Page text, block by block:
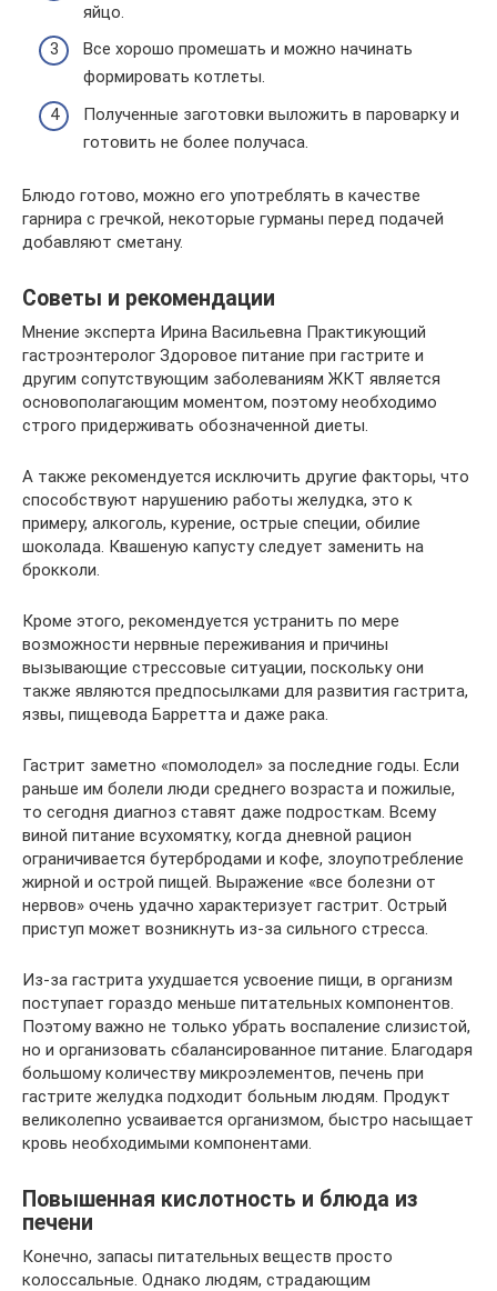
яйцо.
Все хорошо промешать и можно начинать
формировать котлеты.
Полученные заготовки выложить в пароварку и
готовить не более получаса.
Блюдо готово, можно его употреблять в качестве
гарнира с гречкой, некоторые гурманы перед подачей
добавляют сметану.
Советы и рекомендации
Мнение эксперта Ирина Васильевна Практикующий
гастроэнтеролог Здоровое питание при гастрите и
другим сопутствующим заболеваниям ЖКТ является
основополагающим моментом, поэтому необходимо
строго придерживать обозначенной диеты.
А также рекомендуется исключить другие факторы, что
способствуют нарушению работы желудка, это к
примеру, алкоголь, курение, острые специи, обилие
шоколада. Квашеную капусту следует заменить на
брокколи.
Кроме этого, рекомендуется устранить по мере
возможности нервные переживания и причины
вызывающие стрессовые ситуации, поскольку они
также являются предпосылками для развития гастрита,
язвы, пищевода Барретта и даже рака.
Гастрит заметно «помолодел» за последние годы. Если
раньше им болели люди среднего возраста и пожилые,
то сегодня диагноз ставят даже подросткам. Всему
виной питание всухомятку, когда дневной рацион
ограничивается бутербродами и кофе, злоупотребление
жирной и острой пищей. Выражение «все болезни от
нервов» очень удачно характеризует гастрит. Острый
приступ может возникнуть из-за сильного стресса.
Из-за гастрита ухудшается усвоение пищи, в организм
поступает гораздо меньше питательных компонентов.
Поэтому важно не только убрать воспаление слизистой,
но и организовать сбалансированное питание. Благодаря
большому количеству микроэлементов, печень при
гастрите желудка подходит больным людям. Продукт
великолепно усваивается организмом, быстро насыщает
кровь необходимыми компонентами.
Повышенная кислотность и блюда из
печени
Конечно, запасы питательных веществ просто
колоссальные. Однако людям, страдающим